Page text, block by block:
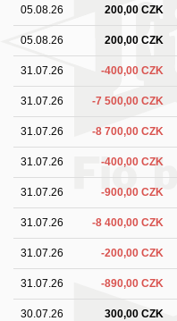
05.08.26 200,00 CZK
05.08.26 200,00 CZK
31.07.26 -400,00 CZK
31.07.26 -7 500,00 CZK
31.07.26 -8 700,00 CZK
31.07.26 -400,00 CZK
31.07.26 -900,00 CZK
31.07.26 -8 400,00 CZK
31.07.26 -200,00 CZK
31.07.26 -890,00 CZK
30.07.26 300,00 CZK